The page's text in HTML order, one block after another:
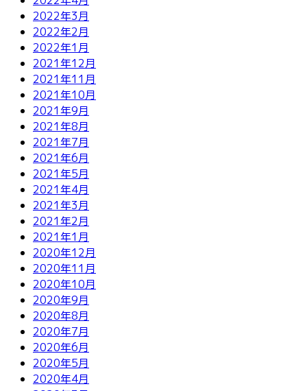
2022年3月
2022年2月
2022年1月
2021年12月
2021年11月
2021年10月
2021年9月
2021年8月
2021年7月
2021年6月
2021年5月
2021年4月
2021年3月
2021年2月
2021年1月
2020年12月
2020年11月
2020年10月
2020年9月
2020年8月
2020年7月
2020年6月
2020年5月
2020年4月